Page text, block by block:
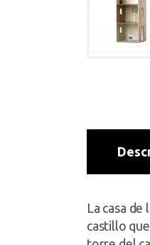
La casa
castillo